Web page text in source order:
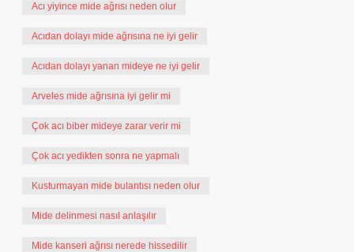
Acı yiyince mide ağrısı neden olur
Acıdan dolayı mide ağrısına ne iyi gelir
Acıdan dolayı yanan mideye ne iyi gelir
Arveles mide ağrısına iyi gelir mi
Çok acı biber mideye zarar verir mi
Çok acı yedikten sonra ne yapmalı
Kusturmayan mide bulantısı neden olur
Mide delinmesi nasıl anlaşılır
Mide kanseri ağrısı nerede hissedilir